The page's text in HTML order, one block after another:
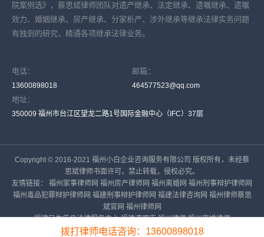
院案例选》，蔡思斌律师团队对遗产继承、法定继承、遗嘱继承、遗嘱
效力、婚姻继承、房产继承、分家析产、涉外继承等继承法律实务问题
有独到的研究，精通各项继承法律业务。
电话：
13600898018
邮箱：
464577523@qq.com
地址：
350009 福州市台江区望龙二路1号国际金融中心（IFC）37层
Copyright © 2016-2021 福州小白企业咨询服务有限公司 版权所有，未经蔡
思斌律师书面许可，禁止转载，侵权必究。
友情链接： 福州家事律师网 福州房产律师网 福州离婚网 福州刑事辩护律师网
福州毒品犯罪辩护律师网 福建刑事辩护律师网 福建法律咨询网 福州律师蔡思
斌官网 福州律师网
福建民生传承法律服务中心 福建遗嘱库 福州律师 福州离婚律师
备案号：闽ICP备16023919号-6
拨打律师电话咨询：13600898018